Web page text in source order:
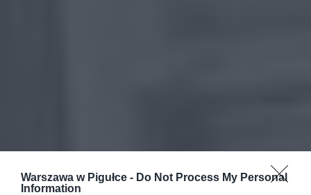
Warszawa w Pigułce - Do Not Process My Personal
Information